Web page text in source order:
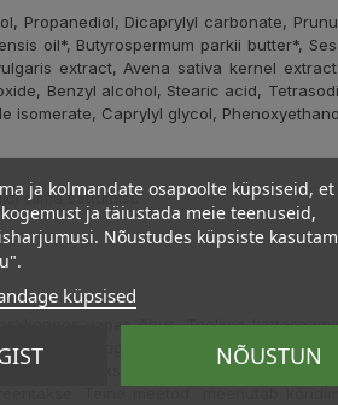
Propanediol, Dicaprylyl carbonate,
oil*, Butyrospermum parkii butter*,
extract, Avena sativa kernel
Benzyl alcohol, Stearic acid,
isomerate, Caprylyl glycol,
silma sattumist.
vabas õhus. Teolima
Häiritud tigudel tekib atsidoos, mille
kogutakse. Üks meetod on
Teine meetod meenutab
ja kolmandate osapoolte küpsiseid, et
ja täiustada meie teenuseid,
Nõustudes küpsiste
küpsised
NÕUSTUN